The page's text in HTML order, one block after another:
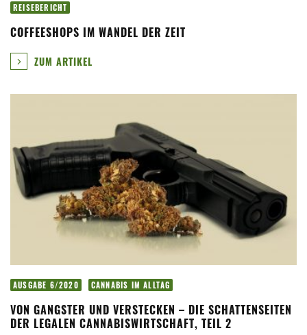
REISEBERICHT
COFFEESHOPS IM WANDEL DER ZEIT
ZUM ARTIKEL
AUSGABE 6/2020 CANNABIS IM ALLTAG
VON GANGSTER UND VERSTECKEN – DIE SCHATTENSEITEN
DER LEGALEN CANNABISWIRTSCHAFT, TEIL 2